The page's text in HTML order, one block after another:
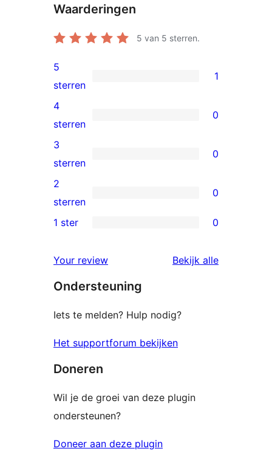
Waarderingen
5 van 5 sterren.
1
5
ster
beoordeling
5
sterren
1
0
4
sterren
beoordelingen
4
sterren
0
0
3
sterren
beoordelingen
3
sterren
0
0
2
beoordelingen
2
sterren
0
sterren
beoordelingen
1 ster 0
Your review Bekijk alle
Ondersteuning
Iets te melden? Hulp nodig?
Het supportforum bekijken
Doneren
Wil je de groei van deze plugin
ondersteunen?
Doneer aan deze plugin